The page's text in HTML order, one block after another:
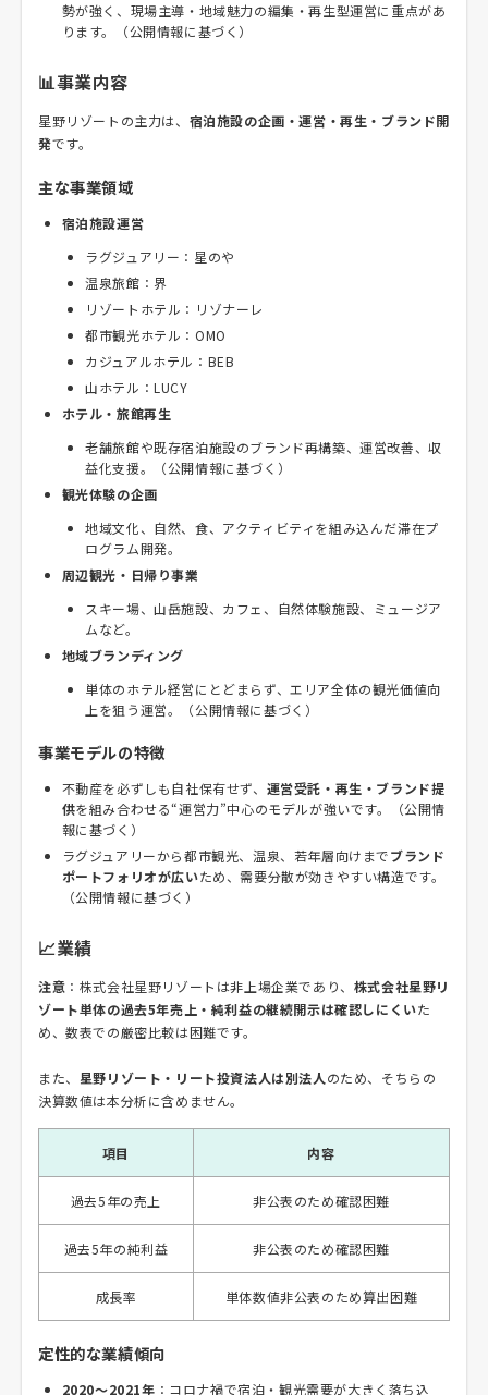
勢が強く、現場主導・地域魅力の編集・再生型運営に重点があ
ります。（公開情報に基づく）
📊事業内容
星野リゾートの主力は、 宿泊施設の企画・運営・再生・ブランド開
発です。
主な事業領域
宿泊施設運営
ラグジュアリー：星のや
温泉旅館：界
リゾートホテル：リゾナーレ
都市観光ホテル：OMO
カジュアルホテル：BEB
山ホテル：LUCY
ホテル・旅館再生
老舗旅館や既存宿泊施設のブランド再構築、運営改善、収
益化支援。（公開情報に基づく）
観光体験の企画
地域文化、自然、食、アクティビティを組み込んだ滞在プ
ログラム開発。
周辺観光・日帰り事業
スキー場、山岳施設、カフェ、自然体験施設、ミュージア
ムなど。
地域ブランディング
単体のホテル経営にとどまらず、エリア全体の観光価値向
上を狙う運営。（公開情報に基づく）
事業モデルの特徴
不動産を必ずしも自社保有せず、 運営受託・再生・ブランド提
供を組み合わせる“運営力”中心のモデルが強いです。（公開情
報に基づく）
ラグジュアリーから都市観光、温泉、若年層向けまでブランド
ポートフォリオが広いため、需要分散が効きやすい構造です。
（公開情報に基づく）
📈業績
注意 ：株式会社星野リゾートは非上場企業であり、 株式会社星野リ
ゾート単体の過去5年売上・純利益の継続開示は確認しにくいた
め、数表での厳密比較は困難です。
また、 星野リゾート・リート投資法人は別法人のため、そちらの
決算数値は本分析に含めません。
項目 内容
過去5年の売上 非公表のため確認困難
過去5年の純利益 非公表のため確認困難
成長率 単体数値非公表のため算出困難
定性的な業績傾向
2020～2021年 ：コロナ禍で宿泊・観光需要が大きく落ち込